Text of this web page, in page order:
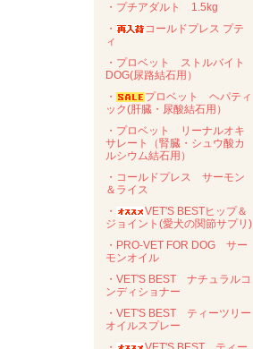
・プチアダルト 1.5kg
・
コールドプレス プテ
ィ
・プロベット ストルバイト
DOG(尿路結石用）
・
プロベット ヘパティ
ック(肝臓・尿酸結石用）
・プロベット リーナルオキ
サレート（腎臓・シュウ酸カ
ルシウム結石用）
・コールドプレス サーモン
＆ライス
・
VET'S BESTヒップ＆
ジョイント(愛犬の関節サプリ)
・PRO-VET FOR DOG サー
モンオイル
・VET'S BEST ナチュラルコ
ンディショナー
・VET'S BEST ティーツリー
オイルスプレー